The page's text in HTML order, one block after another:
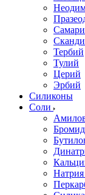
Тербий
Тулий
Церий
Эрбий
Силиконы
Соли